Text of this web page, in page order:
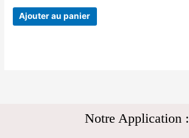
Ajouter au panier
Notre Application :